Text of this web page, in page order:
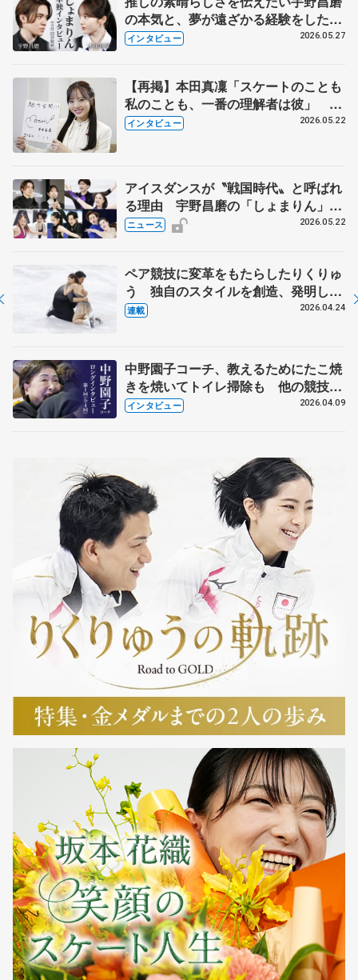
の本気と、夢が遠ざかる経験をした本
田真凜の覚悟
インタビュー 2026.05.27
【再掲】本田真凜「スケートのことも
私のことも、一番の理解者は彼」 引
退時の単独インタビューで語った競技
インタビュー 2026.05.22
アイスダンスが〝戦国時代〟と呼ばれ
る理由 宇野昌磨の「しょまりん」ら
実力者が相次いで参戦 国内の競争激
ニュース 2026.05.22
ペア競技に変革をもたらしたりくりゅ
う 独自のスタイルを創造、発明した
【引退発表後②】
連載 2026.04.24
中野園子コーチ、教えるためにたこ焼
きを焼いてトイレ掃除も 他の競技に
も通用するという坂本花織の筋肉
インタビュー 2026.04.09